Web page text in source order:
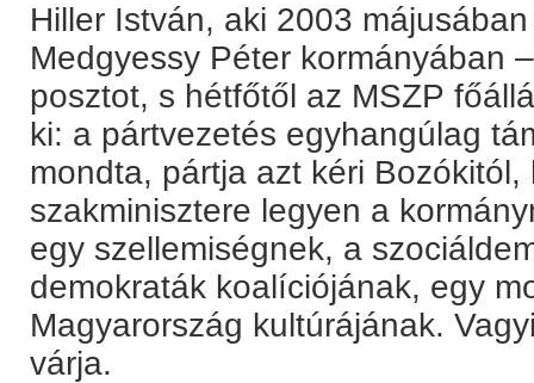
Hiller István, aki 2003
Medgyessy Péter kormányában
posztot, s hétfőtől az MSZP
ki: a pártvezetés egyhangúlag
mondta, pártja azt kéri
szakminisztere legyen a
egy szellemiségnek, a
demokraták koalíciójának, egy
Magyarország kultúrájának.
várja.